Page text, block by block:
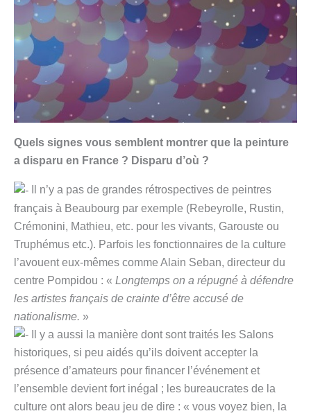
Quels signes vous semblent montrer que la peinture
a disparu en France ? Disparu d’où ?
Il n’y a pas de grandes rétrospectives de peintres
français à Beaubourg par exemple (Rebeyrolle, Rustin,
Crémonini, Mathieu, etc. pour les vivants, Garouste ou
Truphémus etc.). Parfois les fonctionnaires de la culture
l’avouent eux-mêmes comme Alain Seban, directeur du
centre Pompidou : « Longtemps on a répugné à défendre
les artistes français de crainte d’être accusé de
nationalisme. »
Il y a aussi la manière dont sont traités les Salons
historiques, si peu aidés qu’ils doivent accepter la
présence d’amateurs pour financer l’événement et
l’ensemble devient fort inégal ; les bureaucrates de la
culture ont alors beau jeu de dire : « vous voyez bien, la